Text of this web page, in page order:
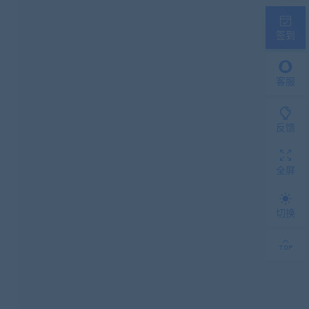
客服
反馈
全屏
切换